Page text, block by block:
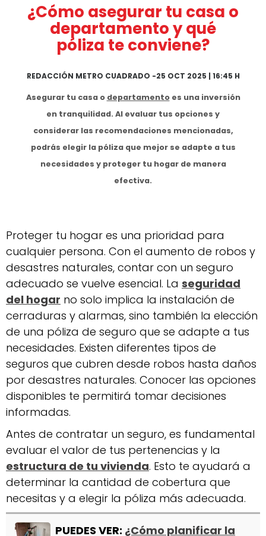
¿Cómo asegurar tu casa o
departamento y qué
póliza te conviene?
REDACCIÓN METRO CUADRADO -25 OCT 2025 | 16:45 H
Asegurar tu casa o departamentoes una inversión
en tranquilidad. Al evaluar tus opciones y
considerar las recomendaciones mencionadas,
podrás elegir la póliza que mejor se adapte a tus
necesidades y proteger tu hogar de manera
efectiva.
Proteger tu hogar es una prioridad para
cualquier persona. Con el aumento de robos y
desastres naturales, contar con un seguro
adecuado se vuelve esencial. La seguridad
del hogar no solo implica la instalación de
cerraduras y alarmas, sino también la elección
de una póliza de seguro que se adapte a tus
necesidades. Existen diferentes tipos de
seguros que cubren desde robos hasta daños
por desastres naturales. Conocer las opciones
disponibles te permitirá tomar decisiones
informadas.
Antes de contratar un seguro, es fundamental
evaluar el valor de tus pertenencias y la
estructura de tu vivienda. Esto te ayudará a
determinar la cantidad de cobertura que
necesitas y a elegir la póliza más adecuada.
PUEDES VER: ¿Cómo planificar la